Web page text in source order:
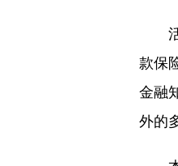
活
款保
金融
外的